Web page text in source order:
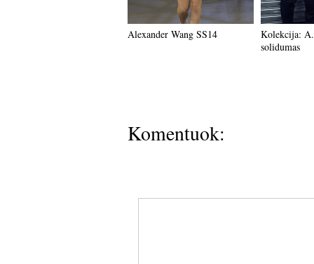
Alexander Wang SS14
Kolekcija: A.
solidumas
Komentuok: